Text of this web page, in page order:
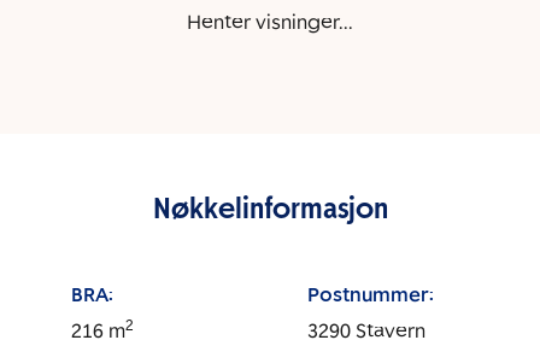
Henter visninger...
Nøkkelinformasjon
BRA:
216 m2
Postnummer:
3290 Stavern